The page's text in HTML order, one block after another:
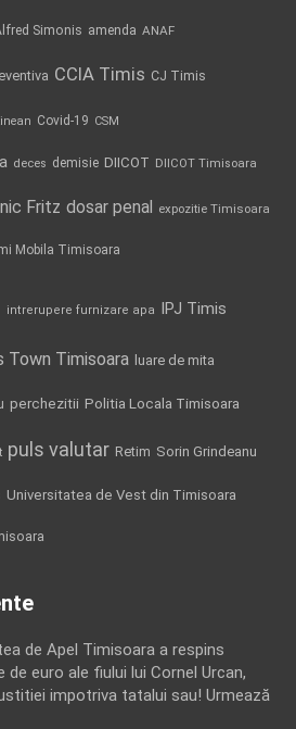
Simonis amenda ANAF
CCIA Timis CJ Timis
Covid-19 CSM
deces demisie DIICOT DIICOT Timisoara
Fritz dosar penal expozitie Timisoara
Mobila Timisoara
intrerupere furnizare apa IPJ Timis
Town Timisoara luare de mita
perchezitii Politia Locala Timisoara
puls valutar Retim Sorin Grindeanu
Universitatea de Vest din Timisoara
de Apel Timisoara a respins
euro ale fiului lui Cornel Urcan,
impotriva tatalui sau! Urmează